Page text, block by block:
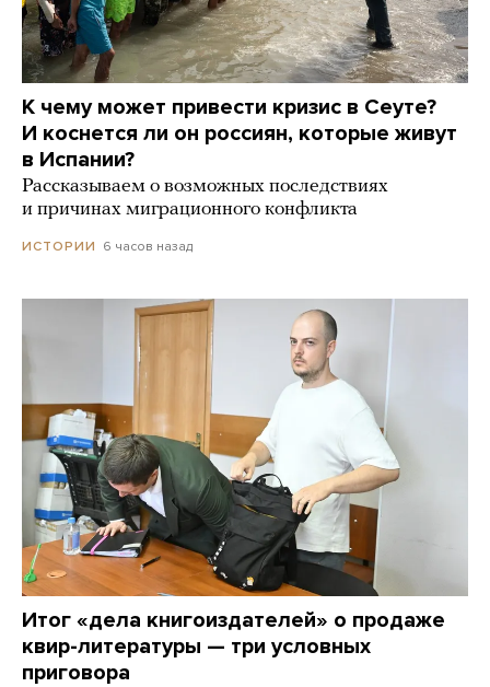
К чему может привести кризис в Сеуте?
И коснется ли он россиян, которые живут
в Испании?
Рассказываем о возможных последствиях
и причинах миграционного конфликта
ИСТОРИИ 6 часов назад
Итог «дела книгоиздателей» о продаже
квир-литературы — три условных
приговора